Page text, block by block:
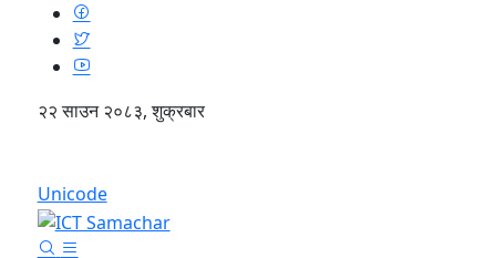
२२ साउन २०८३, शुक्रबार
Unicode